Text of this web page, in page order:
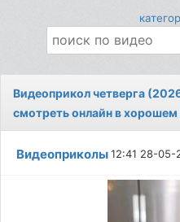
Видеоприкол четверга
смотреть онлайн в хорошем
Видеоприколы12:41 28-